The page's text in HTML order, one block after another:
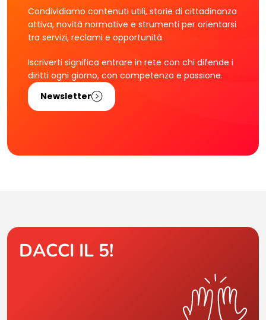
Condividiamo contenuti utili, storie di cittadinanza
attiva, novità normative e strumenti per orientarsi
tra servizi, reclami e opportunità.
Iscriverti significa entrare in rete con chi difende i
diritti ogni giorno, con competenza e passione.
Newsletter
DACCI IL 5!